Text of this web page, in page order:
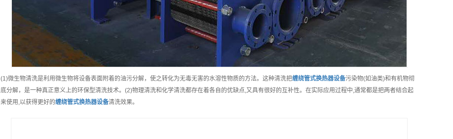
(1)微生物清洗是利用微生物将设备表面附着的油污分解，使之转化为无毒无害的水溶性物质的方法。这种清洗把缠绕管式换热器设备污染物(如油类)和有机物彻
底分解，是一种真正意义上的环保型清洗技术。(2)物理清洗和化学清洗都存在着各自的优缺点,又具有很好的互补性。在实际应用过程中,通常都是把两者结合起
来使用,以获得更好的缠绕管式换热器设备清洗效果。